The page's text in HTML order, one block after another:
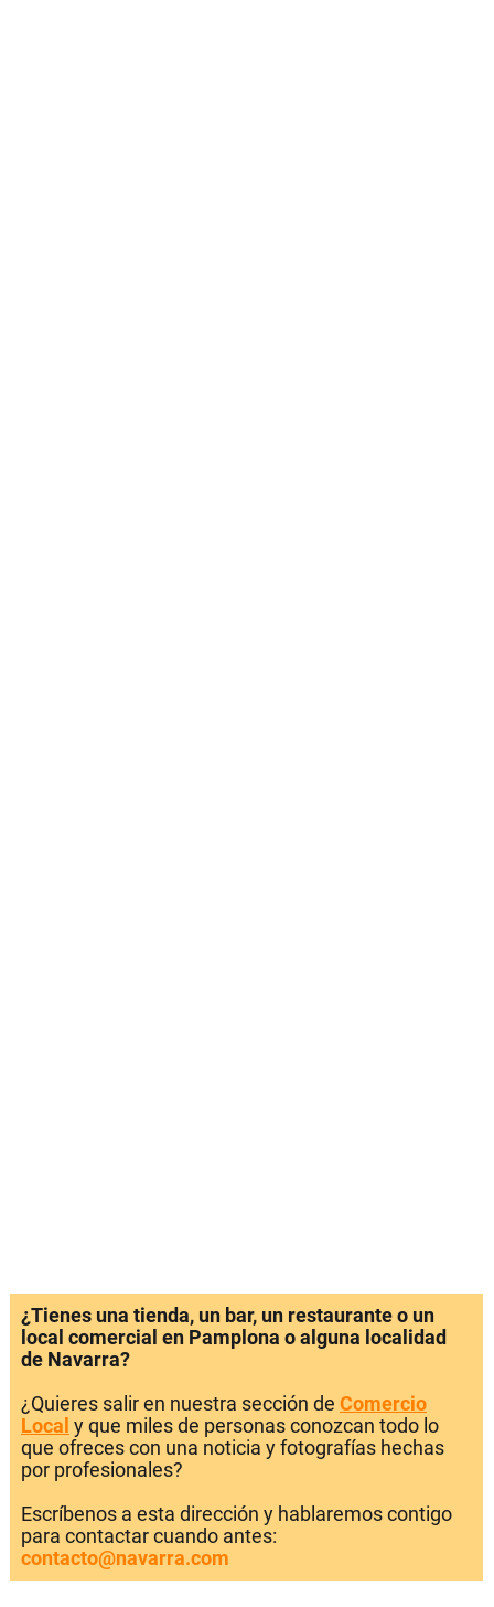
¿Tienes una tienda, un bar, un restaurante o un
local comercial en Pamplona o alguna localidad
de Navarra?
¿Quieres salir en nuestra sección de Comercio
Local y que miles de personas conozcan todo lo
que ofreces con una noticia y fotografías hechas
por profesionales?
Escríbenos a esta dirección y hablaremos contigo
para contactar cuando antes:
contacto@navarra.com